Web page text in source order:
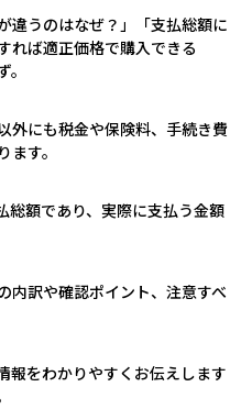
違うのはなぜ？」「支払総額に
れば適正価格で購入できる
外にも税金や保険料、手続き費
す。
総額であり、実際に支払う金額
内訳や確認ポイント、注意すべ
報をわかりやすくお伝えします